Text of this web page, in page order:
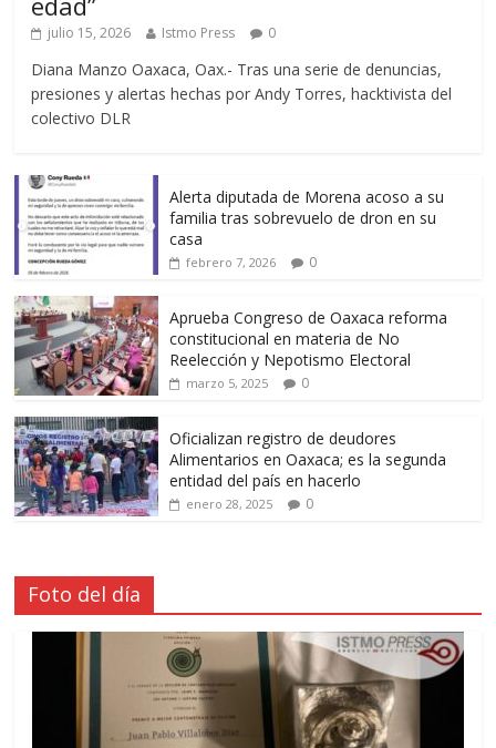
julio 15, 2026 Istmo Press 0
Diana Manzo Oaxaca, Oax.- Tras una serie de denuncias,
presiones y alertas hechas por Andy Torres, hacktivista del
colectivo DLR
Alerta diputada de Morena acoso a su
familia tras sobrevuelo de dron en su
casa
febrero 7, 2026 0
Aprueba Congreso de Oaxaca reforma
constitucional en materia de No
Reelección y Nepotismo Electoral
marzo 5, 2025 0
Oficializan registro de deudores
Alimentarios en Oaxaca; es la segunda
entidad del país en hacerlo
enero 28, 2025 0
Foto del día